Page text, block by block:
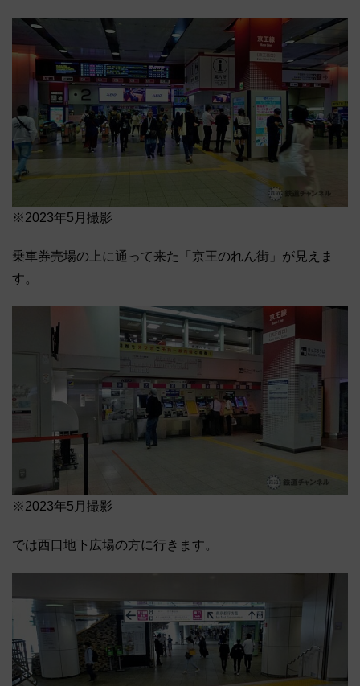
※2023年5月撮影
乗車券売場の上に通って来た「京王のれん街」が見えま
す。
※2023年5月撮影
では西口地下広場の方に行きます。